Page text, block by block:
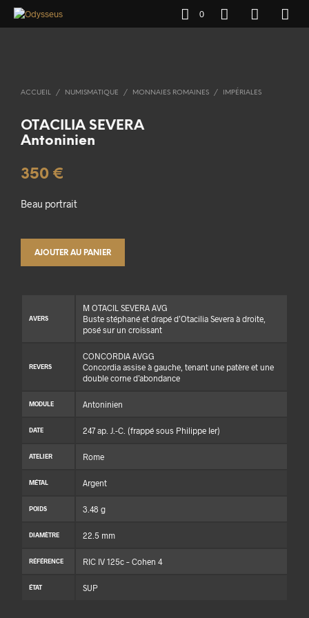
0
ACCUEIL / NUMISMATIQUE / MONNAIES ROMAINES / IMPÉRIALES
OTACILIA SEVERA
Antoninien
350 €
Beau portrait
AJOUTER AU PANIER
AVERS
M OTACIL SEVERA AVG
Buste stéphané et drapé d’Otacilia Severa à droite,
posé sur un croissant
REVERS
CONCORDIA AVGG
Concordia assise à gauche, tenant une patère et une
double corne d’abondance
MODULE Antoninien
DATE 247 ap. J.-C. (frappé sous Philippe Ier)
ATELIER Rome
MÉTAL Argent
POIDS 3.48 g
DIAMÈTRE 22.5 mm
RÉFÉRENCE RIC IV 125c – Cohen 4
ÉTAT SUP